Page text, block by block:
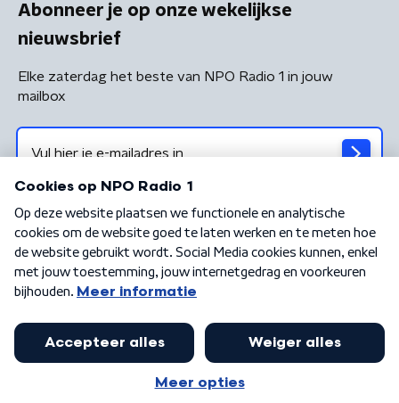
Abonneer je op onze wekelijkse
nieuwsbrief
Elke zaterdag het beste van NPO Radio 1 in jouw
mailbox
Algemene voorwaarden